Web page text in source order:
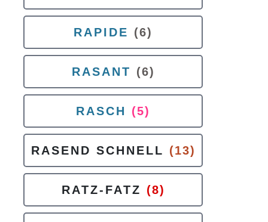
RAPIDE (6)
RASANT (6)
RASCH (5)
RASEND SCHNELL (13)
RATZ-FATZ (8)